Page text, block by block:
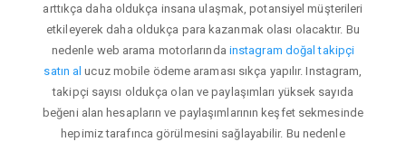
arttıkça daha oldukça insana ulaşmak, potansiyel müşterileri
etkileyerek daha oldukça para kazanmak olası olacaktır. Bu
nedenle web arama motorlarında instagram doğal takipçi
satın al ucuz mobile ödeme araması sıkça yapılır. Instagram,
takipçi sayısı oldukça olan ve paylaşımları yüksek sayıda
beğeni alan hesapların ve paylaşımlarının keşfet sekmesinde
hepimiz tarafınca görülmesini sağlayabilir. Bu nedenle